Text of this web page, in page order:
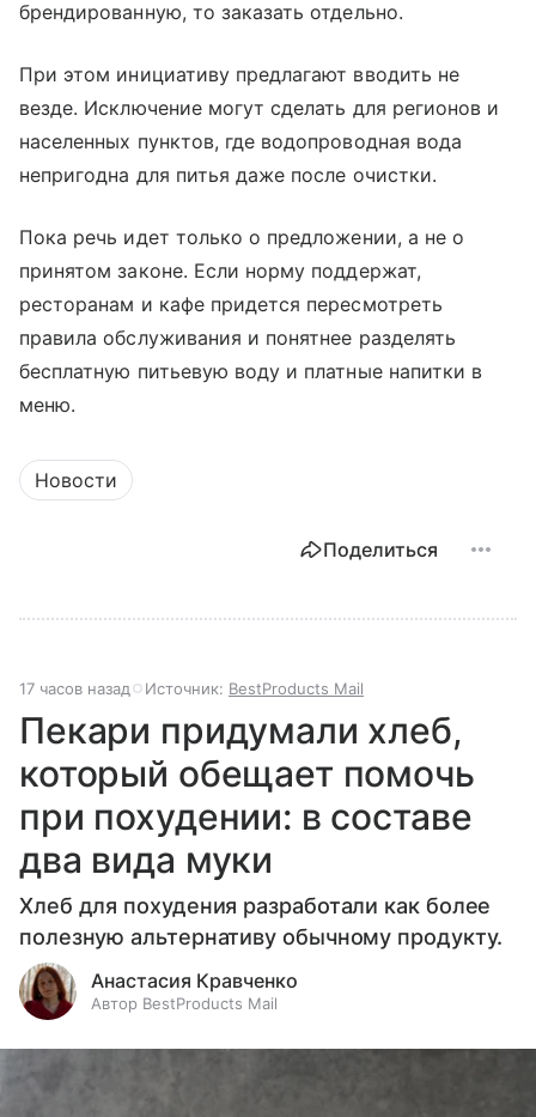
брендированную, то заказать отдельно.
При этом инициативу предлагают вводить не
везде. Исключение могут сделать для регионов и
населенных пунктов, где водопроводная вода
непригодна для питья даже после очистки.
Пока речь идет только о предложении, а не о
принятом законе. Если норму поддержат,
ресторанам и кафе придется пересмотреть
правила обслуживания и понятнее разделять
бесплатную питьевую воду и платные напитки в
меню.
Новости
Поделиться
17 часов назад Источник: BestProducts Mail
Пекари придумали хлеб,
который обещает помочь
при похудении: в составе
два вида муки
Хлеб для похудения разработали как более
полезную альтернативу обычному продукту.
Анастасия Кравченко
Автор BestProducts Mail